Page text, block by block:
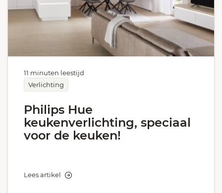
Verlichting
11 minuten leestijd
Philips Hue
keukenverlichting, speciaal
voor de keuken!
Lees artikel